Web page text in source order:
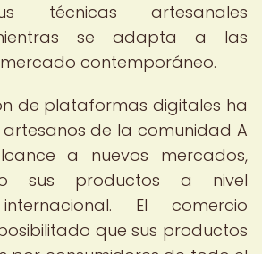
técnicas artesanales
se adapta a las
contemporáneo.
de plataformas digitales ha
de la comunidad A
a nuevos mercados,
sus productos a nivel
El comercio
que sus productos